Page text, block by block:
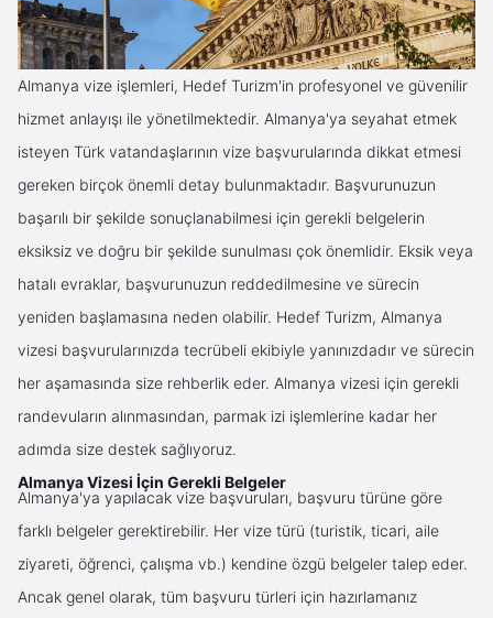
Almanya vize işlemleri, Hedef Turizm'in profesyonel ve güvenilir
hizmet anlayışı ile yönetilmektedir. Almanya'ya seyahat etmek
isteyen Türk vatandaşlarının vize başvurularında dikkat etmesi
gereken birçok önemli detay bulunmaktadır. Başvurunuzun
başarılı bir şekilde sonuçlanabilmesi için gerekli belgelerin
eksiksiz ve doğru bir şekilde sunulması çok önemlidir. Eksik veya
hatalı evraklar, başvurunuzun reddedilmesine ve sürecin
yeniden başlamasına neden olabilir. Hedef Turizm, Almanya
vizesi başvurularınızda tecrübeli ekibiyle yanınızdadır ve sürecin
her aşamasında size rehberlik eder. Almanya vizesi için gerekli
randevuların alınmasından, parmak izi işlemlerine kadar her
adımda size destek sağlıyoruz.
Almanya Vizesi İçin Gerekli Belgeler
Almanya'ya yapılacak vize başvuruları, başvuru türüne göre
farklı belgeler gerektirebilir. Her vize türü (turistik, ticari, aile
ziyareti, öğrenci, çalışma vb.) kendine özgü belgeler talep eder.
Ancak genel olarak, tüm başvuru türleri için hazırlamanız